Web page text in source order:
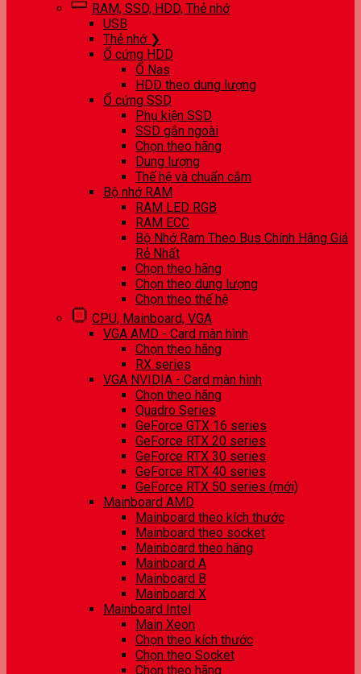
RAM, SSD, HDD, Thẻ nhớ
USB
Thẻ nhớ ❯
Ổ cứng HDD
Ổ Nas
HDD theo dung lượng
Ổ cứng SSD
Phụ kiện SSD
SSD gắn ngoài
Chọn theo hãng
Dung lượng
Thế hệ và chuẩn cắm
Bộ nhớ RAM
RAM LED RGB
RAM ECC
Bộ Nhớ Ram Theo Bus Chính Hãng Giá
Rẻ Nhất
Chọn theo hãng
Chọn theo dung lượng
Chọn theo thế hệ
CPU, Mainboard, VGA
VGA AMD - Card màn hình
Chọn theo hãng
RX series
VGA NVIDIA - Card màn hình
Chọn theo hãng
Quadro Series
GeForce GTX 16 series
GeForce RTX 20 series
GeForce RTX 30 series
GeForce RTX 40 series
GeForce RTX 50 series (mới)
Mainboard AMD
Mainboard theo kích thước
Mainboard theo socket
Mainboard theo hãng
Mainboard A
Mainboard B
Mainboard X
Mainboard Intel
Main Xeon
Chọn theo kích thước
Chọn theo Socket
Chọn theo hãng